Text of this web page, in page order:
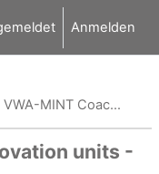
Anmelden
VWA-MINT Coach -AI Fak
units -